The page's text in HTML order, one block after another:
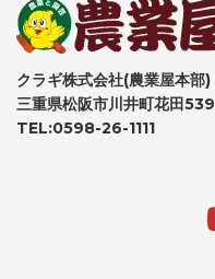
クラギ株式会社(農業屋本部)
三重県松阪市川井町花田539
TEL:0598-26-1111